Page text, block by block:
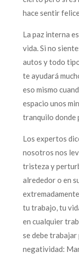
hace sentir
La paz interna
vida. Si no
autos y todo
te ayudará
eso mismo
espacio unos
tranquilo donde
Los expertos
nosotros nos
tristeza y
alrededor o en
tu trabajo, tu
en cualquier
se debe trabajar
negatividad: